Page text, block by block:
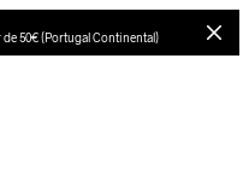
50€ (Portugal Continental)